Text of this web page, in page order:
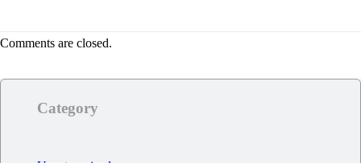
Comments are closed.
Category